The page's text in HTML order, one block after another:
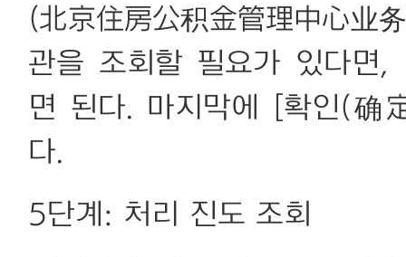
(北京住房公积金管理中心业
관을 조회할 필요가 있다
면 된다. 마지막에 [확인(确
다.
5단계: 처리 진도 조회